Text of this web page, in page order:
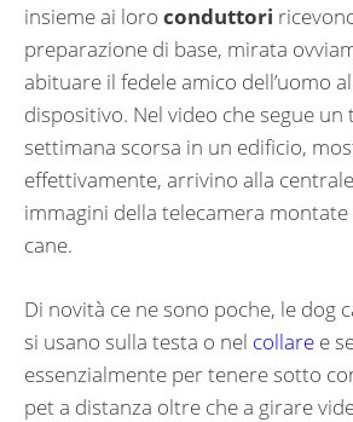
insieme ai loro conduttori
preparazione di base, mirata
abituare il fedele amico dell’uomo
dispositivo. Nel video che segue
settimana scorsa in un edificio,
effettivamente, arrivino alla
immagini della telecamera
cane.
Di novità ce ne sono poche, le dog
si usano sulla testa o nel collare e
essenzialmente per tenere sotto
pet a distanza oltre che a girare